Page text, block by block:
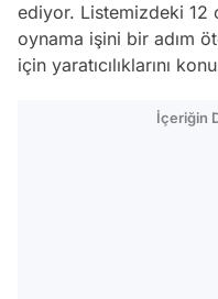
ediyor. Listemizdeki 12
oynama işini bir adım
için yaratıcılıklarını
İçeriğin